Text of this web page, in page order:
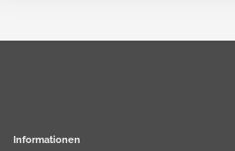
Informationen